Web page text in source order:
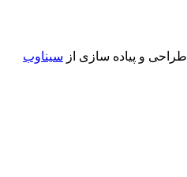
طراحی و پیاده سازی از سیناوب